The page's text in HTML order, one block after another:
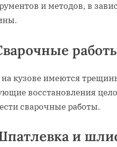
и методов‚ в
кузове имеются
восстановления
сварочные работы.
и